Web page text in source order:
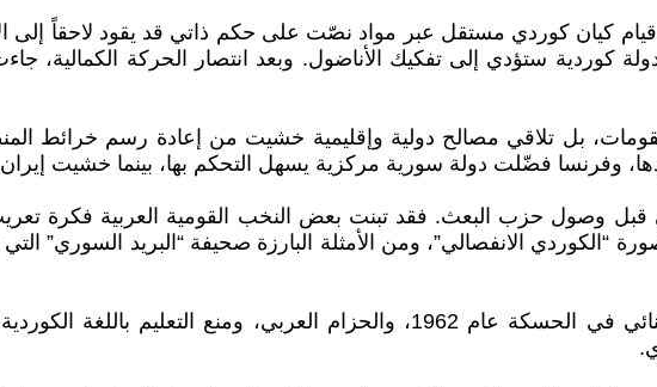
سيفر عام 1920 الباب أمام احتمال قيام كيان كوردي مستقل عبر مواد نصّت على حكم ذاتي قد يقود
بل تلاقي مصالح دولية وإقليمية خشيت من إعادة رسم خرائط
فضّلت دولة سورية مركزية يسهل التحكم بها، بينما خشيت إيران
قبل وصول حزب البعث. فقد تبنت بعض النخب القومية العربية فكرة
الانفصالي”، ومن الأمثلة البارزة صحيفة “البريد السوري”
هذا الخطاب مهّد لاحقاً لسياسات رسمية مثل الإحصاء الاستثنائي في الحسكة عام 1962،